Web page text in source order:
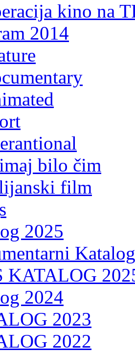
kino na
2014
bilo čim
film
2025
Katalog
KATALOG
2024
2023
2022